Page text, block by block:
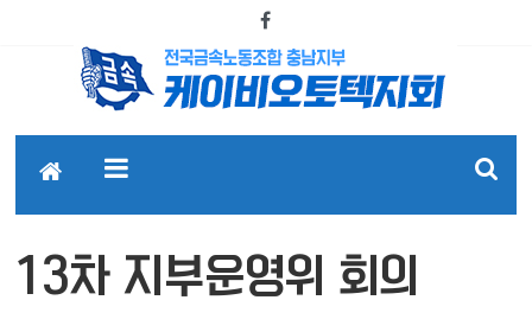
13차 지부운영위 회의